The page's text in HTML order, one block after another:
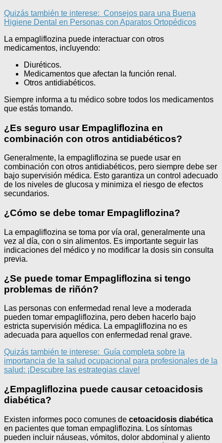
Quizás también te interese: Consejos para una Buena
Higiene Dental en Personas con Aparatos Ortopédicos
La empagliflozina puede interactuar con otros
medicamentos, incluyendo:
Diuréticos.
Medicamentos que afectan la función renal.
Otros antidiabéticos.
Siempre informa a tu médico sobre todos los medicamentos
que estás tomando.
¿Es seguro usar Empagliflozina en
combinación con otros antidiabéticos?
Generalmente, la empagliflozina se puede usar en
combinación con otros antidiabéticos, pero siempre debe ser
bajo supervisión médica. Esto garantiza un control adecuado
de los niveles de glucosa y minimiza el riesgo de efectos
secundarios.
¿Cómo se debe tomar Empagliflozina?
La empagliflozina se toma por vía oral, generalmente una
vez al día, con o sin alimentos. Es importante seguir las
indicaciones del médico y no modificar la dosis sin consulta
previa.
¿Se puede tomar Empagliflozina si tengo
problemas de riñón?
Las personas con enfermedad renal leve a moderada
pueden tomar empagliflozina, pero deben hacerlo bajo
estricta supervisión médica. La empagliflozina no es
adecuada para aquellos con enfermedad renal grave.
Quizás también te interese: Guía completa sobre la
importancia de la salud ocupacional para profesionales de la
salud: ¡Descubre las estrategias clave!
¿Empagliflozina puede causar cetoacidosis
diabética?
Existen informes poco comunes de cetoacidosis diabética
en pacientes que toman empagliflozina. Los síntomas
pueden incluir náuseas, vómitos, dolor abdominal y aliento